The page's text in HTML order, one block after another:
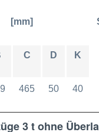
[mm]
C D K
465 50 40
3 t ohne